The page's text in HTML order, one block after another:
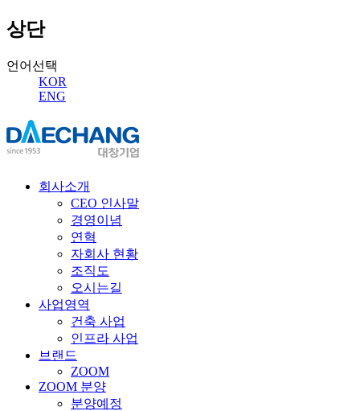
상단
언어선택
KOR
ENG
회사소개
CEO 인사말
경영이념
연혁
자회사 현황
조직도
오시는길
사업영역
건축 사업
인프라 사업
브랜드
ZOOM
ZOOM 분양
분양예정